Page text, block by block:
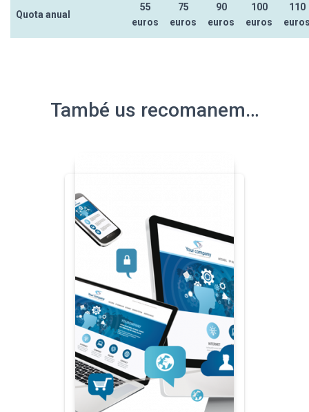
Quota anual
55
euros
75
euros
90
euros
100
euros
110
També us recomanem…